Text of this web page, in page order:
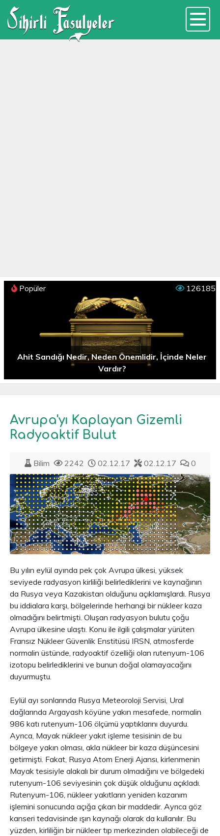
Sihirli Fasulyeler
Ahit Sandığı Nedir, Neden Önemlidir, İçinde Neler
Vardır?
Popüler 126185
Avrupa'yı Kaplayan Gizemli
Radyoaktif Bulut
Bilim 2242 02.12.17 02.12.17 0
Bu yılın eylül ayında pek çok Avrupa ülkesi, yüksek
seviyede radyasyon kirliliği belirlediklerini ve kaynağının
da Rusya veya Kazakistan olduğunu açıklamışlardı. Rusya
bu iddialara karşı, bölgelerinde herhangi bir nükleer kaza
olmadığını belirtmişti. Oluşan radyasyon bulutu çoğu
Avrupa ülkesine ulaştı. Konu ile ilgili çalışmalar yürüten
Fransız Nükleer Güvenlik Enstitüsü IRSN, atmosferde
normalin üstünde, radyoaktif özelliği olan rutenyum-106
izotopu belirlediklerini ve bunun doğal olamayacağını
duyurmuştu.
Eylül ayı sonlarında Rusya Meteoroloji Servisi, Ural
dağlarında Argayash köyüne yakın mesafede, normalin
986 katı rutenyum-106 ölçümü yaptıklarını duyurdu.
Ayrıca, Mayak nükleer yakıt işleme tesisinin de bu
bölgeye yakın olması, akla nükleer bir kaza düşüncesini
getirmişti. Fakat, Rusya Atom Enerji Ajansı, kirlenmenin
Mayak tesisiyle alakalı bir durum olmadığını ve bölgedeki
rutenyum-106 seviyesinin çok düşük olduğunu açıkladı.
Rutenyum-106, nükleer yakıtların yeniden kazanım
işlemini sonucunda açığa çıkan bir maddedir. Ayrıca göz
kanseri tedavisinde ışın kaynağı olarak da kullanılır. Bu
yüzden, kirliliğin bir nükleer tıp merkezinden olabileceği de